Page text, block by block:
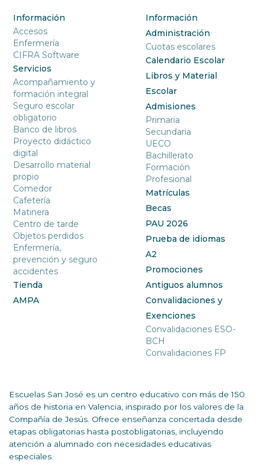
Información
Accesos
Enfermería
CIFRA Software
Servicios
Acompañamiento y
formación integral
Seguro escolar
obligatorio
Banco de libros
Proyecto didáctico
digital
Desarrollo material
propio
Comedor
Cafetería
Matinera
Centro de tarde
Objetos perdidos
Enfermería,
prevención y seguro
accidentes
Tienda
AMPA
Información
Administración
Cuotas escolares
Calendario Escolar
Libros y Material
Escolar
Admisiones
Primaria
Secundaria
UECO
Bachillerato
Formación
Profesional
Matrículas
Becas
PAU 2026
Prueba de idiomas
A2
Promociones
Antiguos alumnos
Convalidaciones y
Exenciones
Convalidaciones ESO-
BCH
Convalidaciones FP
Escuelas San José es un centro educativo con más de 150
años de historia en Valencia, inspirado por los valores de la
Compañía de Jesús. Ofrece enseñanza concertada desde
etapas obligatorias hasta postobligatorias, incluyendo
atención a alumnado con necesidades educativas
especiales.